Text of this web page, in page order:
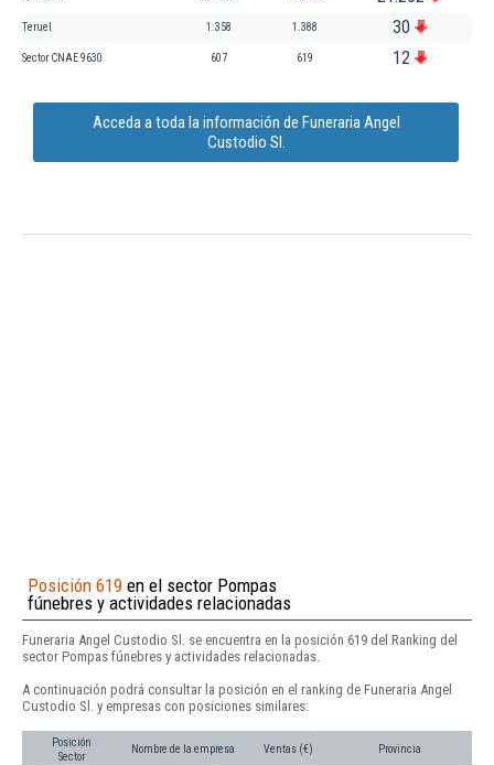
Teruel 1.358 1.388 30
Sector CNAE 9630 607 619 12
Acceda a toda la información de Funeraria Angel
Custodio Sl.
Posición 619 en el sector Pompas
fúnebres y actividades relacionadas
Funeraria Angel Custodio Sl. se encuentra en la posición 619 del Ranking del
sector Pompas fúnebres y actividades relacionadas.
A continuación podrá consultar la posición en el ranking de Funeraria Angel
Custodio Sl. y empresas con posiciones similares:
Posición
Sector
Nombre de la empresa Ventas (€) Provincia